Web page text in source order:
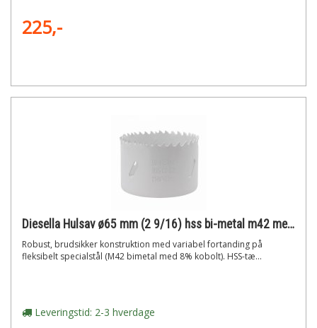
225,-
Diesella Hulsav ø65 mm (2 9/16) hss bi-metal m42 med 8% cobolt"
Robust, brudsikker konstruktion med variabel fortanding på
fleksibelt specialstål (M42 bimetal med 8% kobolt). HSS-tæ...
Leveringstid: 2-3 hverdage